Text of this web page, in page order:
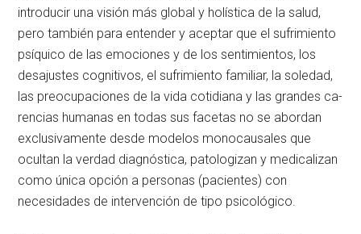
introducir una vi­sión más global y holística de la salud,
pero también para enten­der y aceptar que el sufrimiento
psíquico de las emociones y de los sentimientos, los
desajustes cog­nitivos, el sufrimiento familiar, la soledad,
las preocupaciones de la vida cotidiana y las grandes ca­
rencias humanas en todas sus fa­cetas no se abordan
exclusivamen­te desde modelos monocausales que
ocultan la verdad diagnósti­ca, patologizan y medicalizan
como única opción a personas (pa­cientes) con
necesidades de inter­vención de tipo psicológico.